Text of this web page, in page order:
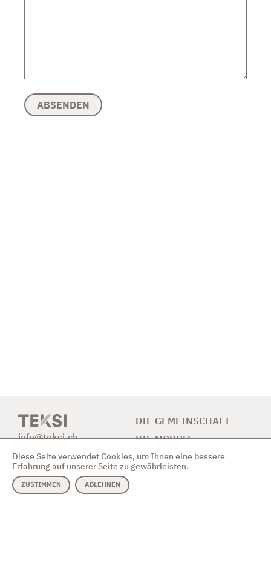
info@teksi.ch
DIE GEMEINSCHAFT
DIE MODULE
BETEILIGUNG
Diese Seite verwendet Cookies, um Ihnen eine bessere
Erfahrung auf unserer Seite zu gewährleisten.
ZUSTIMMEN ABLEHNEN